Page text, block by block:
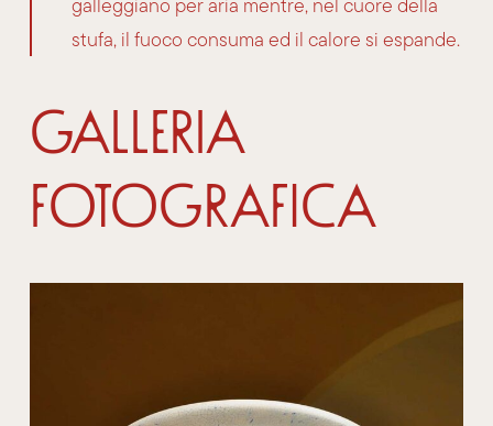
stufa, il fuoco consuma ed il calore si espande.
Galleria
Fotografica